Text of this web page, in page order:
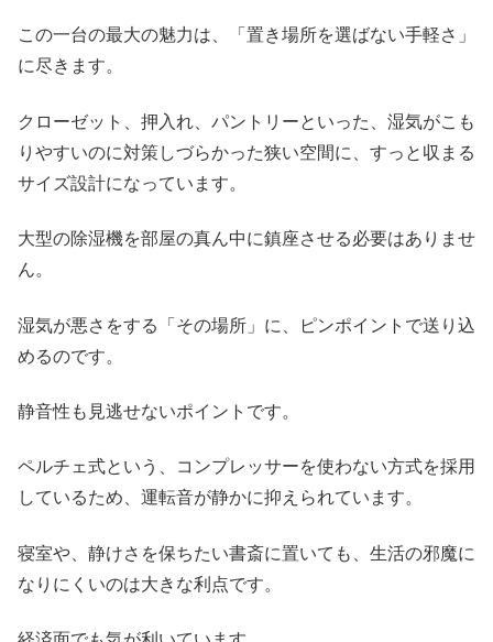
この一台の最大の魅力は、「置き場所を選ばない手軽さ」
に尽きます。
クローゼット、押入れ、パントリーといった、湿気がこも
りやすいのに対策しづらかった狭い空間に、すっと収まる
サイズ設計になっています。
大型の除湿機を部屋の真ん中に鎮座させる必要はありませ
ん。
湿気が悪さをする「その場所」に、ピンポイントで送り込
めるのです。
静音性も見逃せないポイントです。
ペルチェ式という、コンプレッサーを使わない方式を採用
しているため、運転音が静かに抑えられています。
寝室や、静けさを保ちたい書斎に置いても、生活の邪魔に
なりにくいのは大きな利点です。